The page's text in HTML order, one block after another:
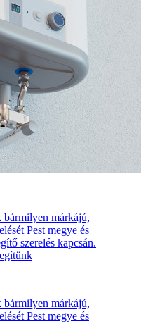
márkájú,
Pest megye és
szerelés kapcsán.
márkájú,
Pest megye és